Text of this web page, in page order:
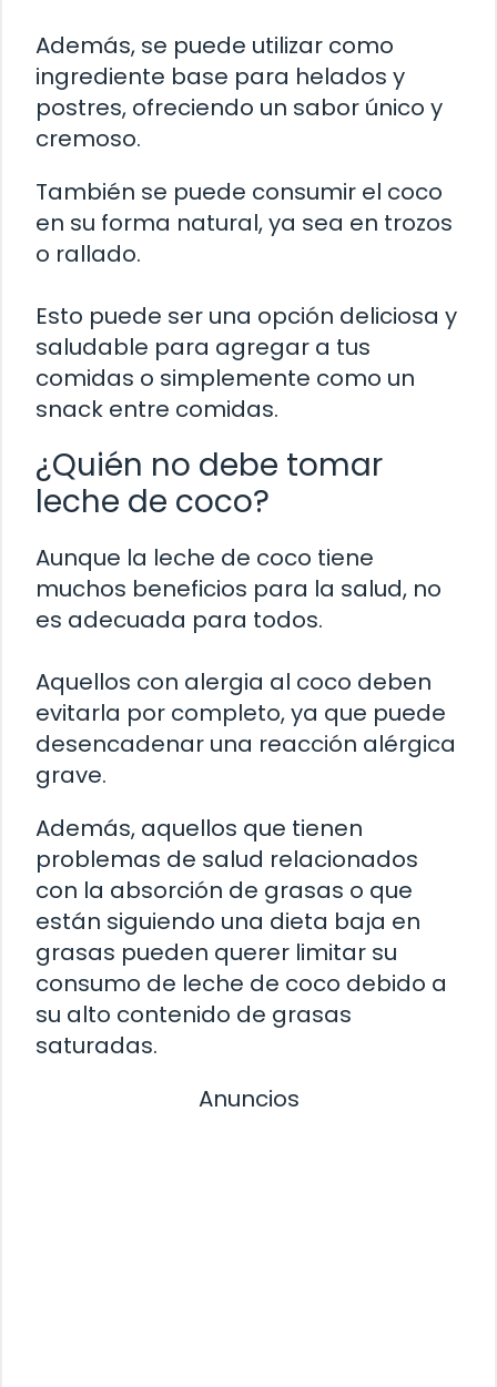
Además, se puede utilizar como
ingrediente base para helados y
postres, ofreciendo un sabor único y
cremoso.
También se puede consumir el coco
en su forma natural, ya sea en trozos
o rallado.
Esto puede ser una opción deliciosa y
saludable para agregar a tus
comidas o simplemente como un
snack entre comidas.
¿Quién no debe tomar
leche de coco?
Aunque la leche de coco tiene
muchos beneficios para la salud, no
es adecuada para todos.
Aquellos con alergia al coco deben
evitarla por completo, ya que puede
desencadenar una reacción alérgica
grave.
Además, aquellos que tienen
problemas de salud relacionados
con la absorción de grasas o que
están siguiendo una dieta baja en
grasas pueden querer limitar su
consumo de leche de coco debido a
su alto contenido de grasas
saturadas.
Anuncios